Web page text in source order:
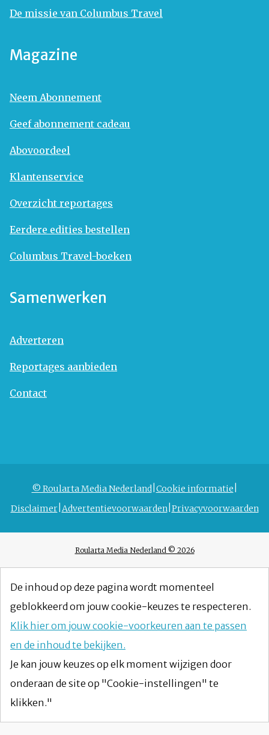
De missie van Columbus Travel
Magazine
Neem Abonnement
Geef abonnement cadeau
Abovoordeel
Klantenservice
Overzicht reportages
Eerdere edities bestellen
Columbus Travel-boeken
Samenwerken
Adverteren
Reportages aanbieden
Contact
© Roularta Media Nederland Cookie informatie
Disclaimer Advertentievoorwaarden Privacyvoorwaarden
Roularta Media Nederland © 2026
De inhoud op deze pagina wordt momenteel
geblokkeerd om jouw cookie-keuzes te respecteren.
Klik hier om jouw cookie-voorkeuren aan te passen
en de inhoud te bekijken.
Je kan jouw keuzes op elk moment wijzigen door
onderaan de site op "Cookie-instellingen" te
klikken."